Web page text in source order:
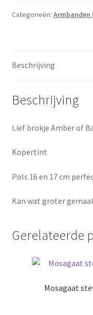
Categorieën: Armbanden
Beschrijving
Beschrijving
Lief brokje Amber of
Kopertint
Pols 16 en 17 cm
Kan wat groter
Gerelateerde
Mosagaat